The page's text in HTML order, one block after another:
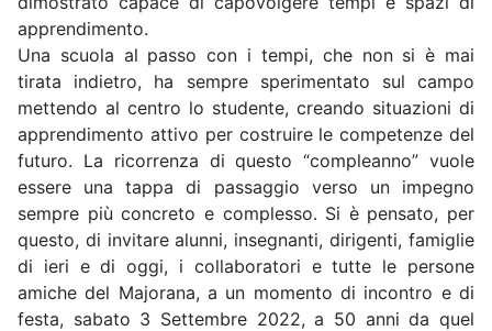
apprendimento.
Una scuola al passo con i tempi, che non si è mai
tirata indietro, ha sempre sperimentato sul campo
mettendo al centro lo studente, creando situazioni di
apprendimento attivo per costruire le competenze del
futuro. La ricorrenza di questo “compleanno” vuole
essere una tappa di passaggio verso un impegno
sempre più concreto e complesso. Si è pensato, per
questo, di invitare alunni, insegnanti, dirigenti, famiglie
di ieri e di oggi, i collaboratori e tutte le persone
amiche del Majorana, a un momento di incontro e di
festa, sabato 3 Settembre 2022, a 50 anni da quel